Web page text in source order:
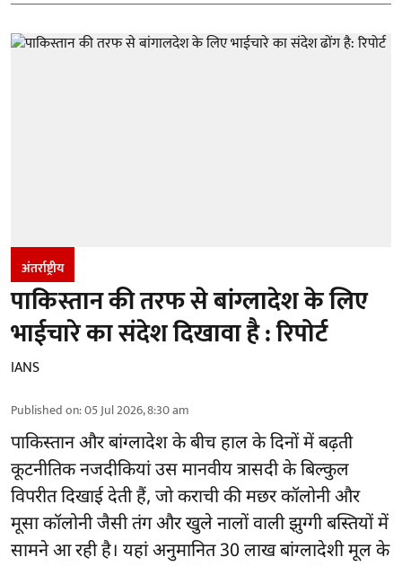
अंतर्राष्ट्रीय
पाकिस्तान की तरफ से बांग्लादेश के लिए
भाईचारे का संदेश दिखावा है : रिपोर्ट
IANS
Published on:05 Jul 2026, 8:30 am
पाकिस्तान और बांग्लादेश के बीच हाल के दिनों में बढ़ती
कूटनीतिक नजदीकियां उस मानवीय त्रासदी के बिल्कुल
विपरीत दिखाई देती हैं, जो कराची की मछर कॉलोनी और
मूसा कॉलोनी जैसी तंग और खुले नालों वाली झुग्गी बस्तियों में
सामने आ रही है। यहां अनुमानित 30 लाख बांग्लादेशी मूल के